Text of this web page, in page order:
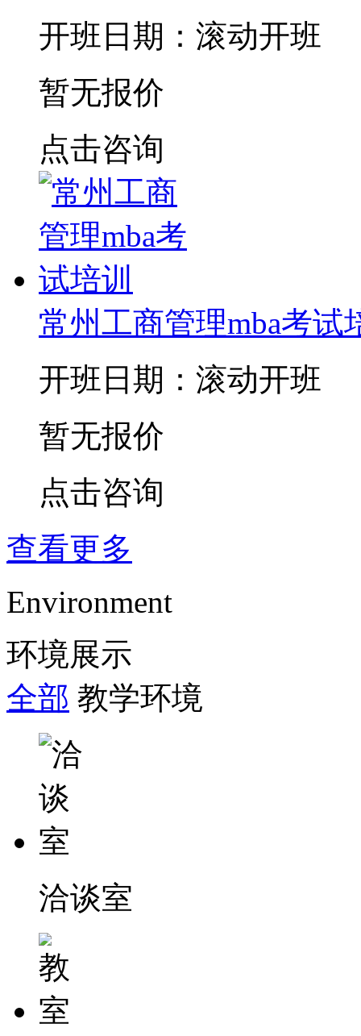
开班日期：滚动开班
暂无报价
点击咨询
常州工商管理mba考试
开班日期：滚动开班
暂无报价
点击咨询
查看更多
Environment
环境展示
全部 教学环境
洽谈室